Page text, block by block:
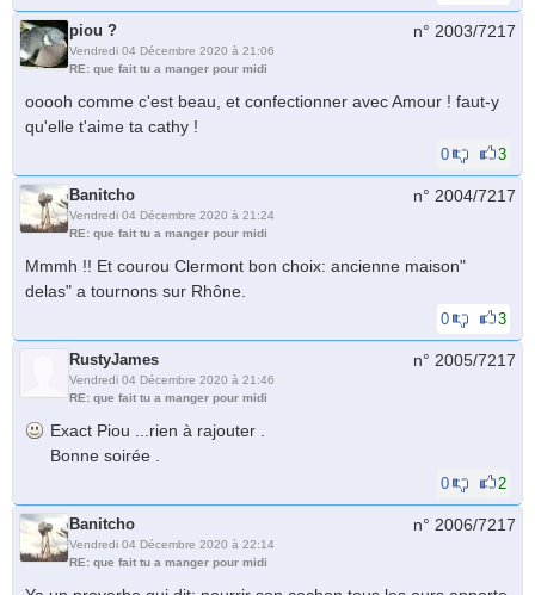
piou ?
Vendredi 04 Décembre 2020 à 21:06
RE: que fait tu a manger pour midi
n° 2003/7217
ooooh comme c'est beau, et confectionner avec Amour ! faut-y
qu'elle t'aime ta cathy !
0 3
Banitcho
Vendredi 04 Décembre 2020 à 21:24
RE: que fait tu a manger pour midi
n° 2004/7217
Mmmh !! Et courou Clermont bon choix: ancienne maison"
delas" a tournons sur Rhône.
0 3
RustyJames
Vendredi 04 Décembre 2020 à 21:46
RE: que fait tu a manger pour midi
n° 2005/7217
Exact Piou ...rien à rajouter .
Bonne soirée .
0 2
Banitcho
Vendredi 04 Décembre 2020 à 22:14
RE: que fait tu a manger pour midi
n° 2006/7217